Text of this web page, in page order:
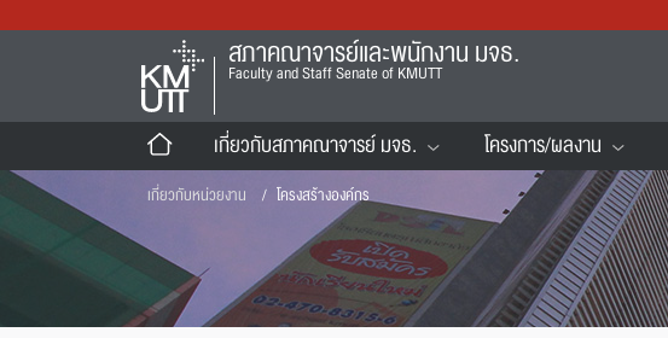
สภาคณาจารย์และพนักงาน มจธ.
Faculty and Staff Senate of KMUTT
เกี่ยวกับสภาคณาจารย์ มจธ. โครงการ/ผลงาน
เกี่ยวกับหน่วยงาน โครงสร้างองค์กร